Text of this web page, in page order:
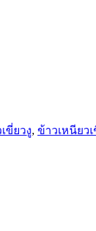
ขี่ยวงู, ข้าวเหนียว